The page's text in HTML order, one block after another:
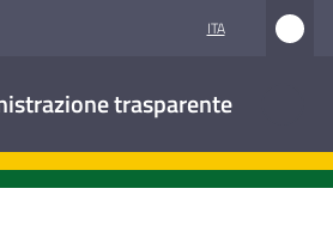
ITA
trasparente